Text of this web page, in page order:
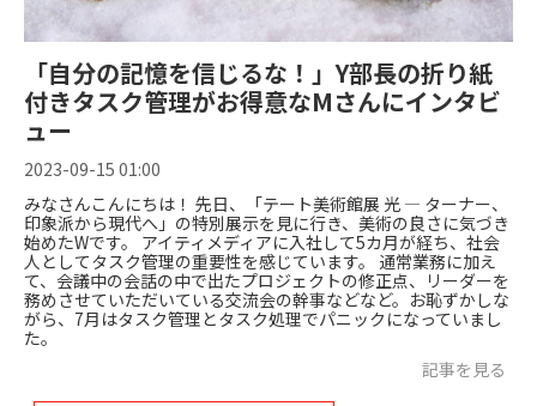
「自分の記憶を信じるな！」Y部長の折り紙
付きタスク管理がお得意なMさんにインタビ
ュー
2023-09-15 01:00
みなさんこんにちは！ 先日、「テート美術館展 光 — ターナー、
印象派から現代へ」の特別展示を見に行き、美術の良さに気づき
始めたWです。 アイティメディアに入社して5カ月が経ち、社会
人としてタスク管理の重要性を感じています。 通常業務に加え
て、会議中の会話の中で出たプロジェクトの修正点、リーダーを
務めさせていただいている交流会の幹事などなど。お恥ずかしな
がら、7月はタスク管理とタスク処理でパニックになっていまし
た。
記事を見る